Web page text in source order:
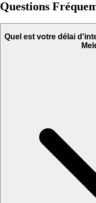
Questions
Quel est votre délai